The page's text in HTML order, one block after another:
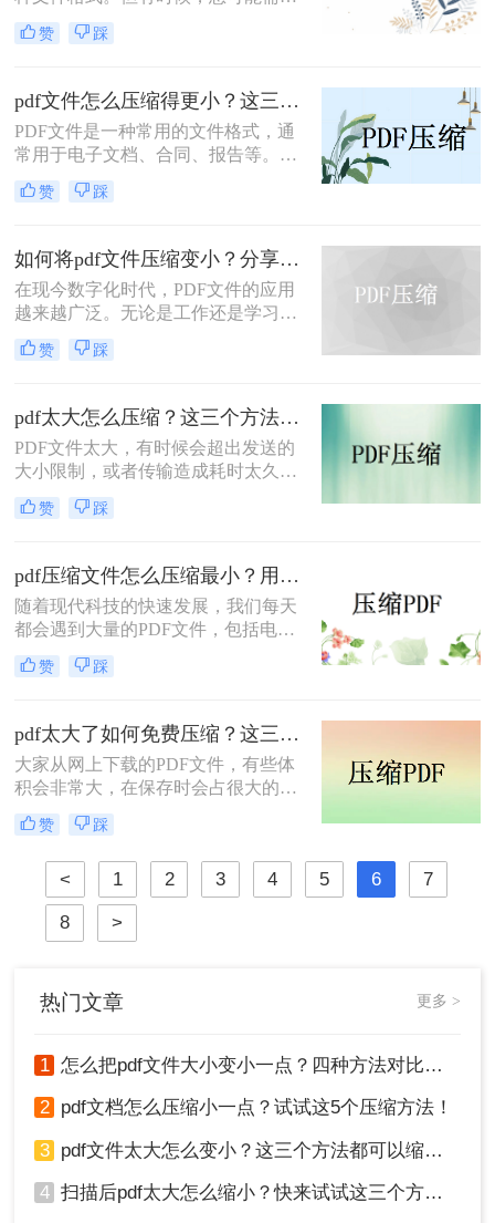
将PDF文件压缩到较小的文件大小，
以便于共享或存储。本篇文章将介绍
赞 踩
pdf文件怎么压缩得更小？这三种压缩方法快来学~
PDF文件是一种常用的文件格式，通
常用于电子文档、合同、报告等。由
于其包含大量的图像、文字和元数据
等信息，PDF文件的大小可能会比较
小PDF文件的大小，可以采取以下几
种方法，下面一起看看pdf文件怎么压
缩得更小吧。
赞 踩
如何将pdf文件压缩变小？分享几个PDF压缩方法！
在现今数字化时代，PDF文件的应用
越来越广泛。无论是工作还是学习，
我们经常会用到PDF文件。然而，有
时候我们会发现一个问题：PDF文件
比如文件上传和分享的时候，会消耗
过多的时间和网络流量。那么有没有
什么方法可以将PDF文件压缩，使得
文件大小变小呢？答案是肯定的！接
下来，我将为大家详细介绍如何将pdf
文件压缩变小方法。
赞 踩
pdf太大怎么压缩？这三个方法能帮助大家！
PDF文件太大，有时候会超出发送的
大小限制，或者传输造成耗时太久等
等原因，我们经常会想到要给PDF文
件做压缩，但是又苦于找不到好用的
呢？今天小编就分享给大家一些简单
好用的实用方法。
赞 踩
pdf压缩文件怎么压缩最小？用这几招PDF文件轻松压缩！
随着现代科技的快速发展，我们每天
都会遇到大量的PDF文件，包括电子
书、营销手册、报告等等。然而，这
些文件通常占用大量的存储空间，给
负担。为了解决这个问题，我们需要
学会如何将PDF文件进行压缩，以便
节省存储空间，并方便文件的传输和
分享。
赞 踩
pdf太大了如何免费压缩？这三种方法快来尝试下吧！
大家从网上下载的PDF文件，有些体
积会非常大，在保存时会占很大的空
间，这时候最好是对文件做压缩处
理。下面小编就给大家介绍pdf太大了
如何免费压缩，PDF压缩免费的方
赞 踩
< 1 2 3 4 5 6 7
8 >
热门文章 更多 >
1 怎么把pdf文件大小变小一点？四种方法对比，一看就懂！
2 pdf文档怎么压缩小一点？试试这5个压缩方法！
3 pdf文件太大怎么变小？这三个方法都可以缩小！
4 扫描后pdf太大怎么缩小？快来试试这三个方法！